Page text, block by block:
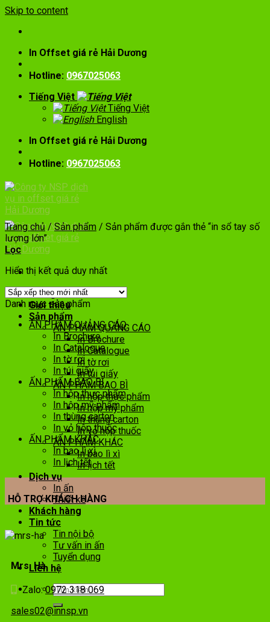
Skip to content
In Offset giá rẻ Hải Dương
Hotline: 0967025063
Tiếng Việt
Tiếng Việt
English
In Offset giá rẻ Hải Dương
Hotline: 0967025063
Trang chủ
Giới thiệu
Sản phẩm
ẤN PHẨM QUẢNG CÁO
In Brochure
In Catalogue
In tờ rơi
In túi giấy
ẤN PHẨM BAO BÌ
In hộp thực phẩm
In hộp mỹ phẩm
In thùng carton
In vỏ hộp thuốc
ẤN PHẨM KHÁC
In bao lì xì
In lịch tết
Dịch vụ
In ấn
Thiết kế
Khách hàng
Tin tức
Tin nội bộ
Tư vấn in ấn
Tuyển dụng
Liên hệ
Trang chủ / Sản phẩm / Sản phẩm được gắn thẻ “in sổ tay số
lượng lớn”
Lọc
Hiển thị kết quả duy nhất
Danh mục sản phẩm
ẤN PHẨM QUẢNG CÁO
In Brochure
In Catalogue
In tờ rơi
In túi giấy
ẤN PHẨM BAO BÌ
In hộp thực phẩm
In hộp mỹ phẩm
In thùng carton
In vỏ hộp thuốc
ẤN PHẨM KHÁC
In bao lì xì
In lịch tết
HỖ TRỢ KHÁCH HÀNG
Mrs. Hà
Zalo:0972 318 069
sales02@innsp.vn